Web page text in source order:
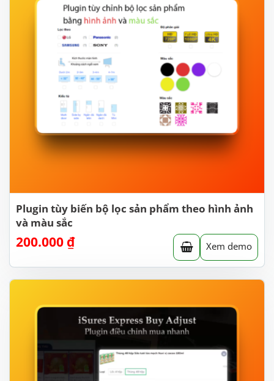
Plugin tùy biến bộ lọc sản phẩm theo hình ảnh
và màu sắc
200.000 ₫ Xem demo